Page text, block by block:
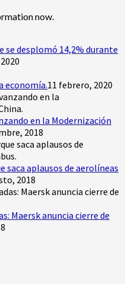
now.
se desplomó 14,2% durante
economía.11 febrero, 2020
en la Modernización
2018
saca aplausos de aerolíneas
2018
Maersk anuncia cierre de